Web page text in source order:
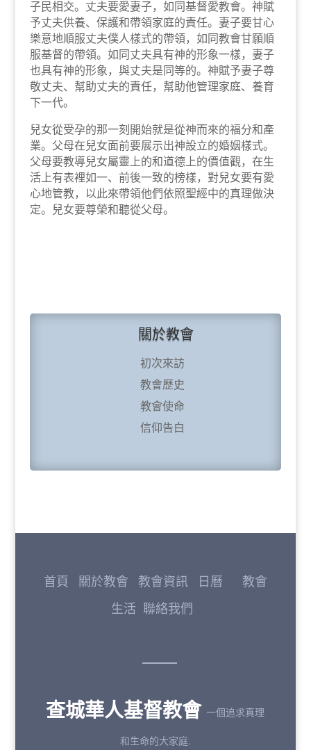
子民相交。丈夫要愛妻子，如同基督愛教會。神賦
予丈夫供養、保護和帶領家庭的責任。妻子要甘心
樂意地順服丈夫僕人樣式的帶領，如同教會甘願順
服基督的帶領。如同丈夫具有神的形象一樣，妻子
也具有神的形象，與丈夫是同等的。神賦予妻子尊
敬丈夫、幫助丈夫的責任，幫助他管理家庭、養育
下一代。
兒女從受孕的那一刻開始就是從神而來的福分和產
業。父母在兒女面前要展示出神設立的婚姻樣式。
父母要教導兒女屬靈上的和道德上的價值觀，在生
活上有表裡如一、前後一致的榜樣，對兒女要有愛
心地管教，以此來帶領他們依照聖經中的真理做決
定。兒女要尊榮和聽從父母。
關於教會
初次來訪
教會歷史
教會使命
信仰告白
首頁 關於教會 教會資訊 日曆
教會
生活 聯絡我們
查城華人基督教會一個追求真理
和生命的大家庭.